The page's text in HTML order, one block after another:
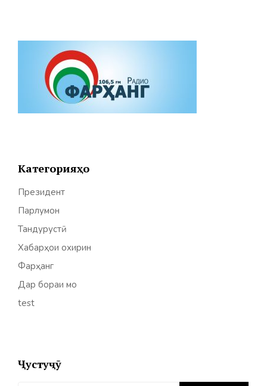
Категорияҳо
Президент
Парлумон
Тандурустӣ
Хабарҳои охирин
Фарҳанг
Дар бораи мо
test
Ҷустуҷӯ